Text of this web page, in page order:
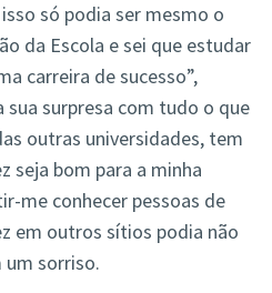
só podia ser mesmo o
da Escola e sei que estudar
carreira de sucesso”,
sua surpresa com tudo o que
outras universidades, tem
seja bom para a minha
me conhecer pessoas de
em outros sítios podia não
um sorriso.